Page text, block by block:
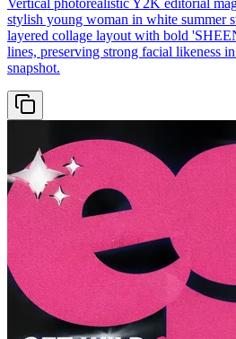
Vertical photorealistic Y2K editorial
stylish young woman in white summer
layered collage layout with bold
lines, preserving strong facial likeness
snapshot.